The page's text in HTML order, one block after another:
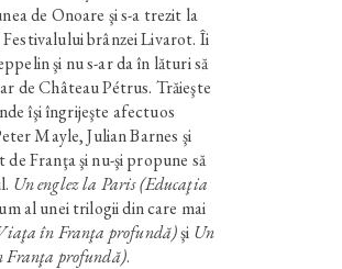
de Onoare şi s-a trezit la
brânzei Livarot. Îi
şi nu s-ar da în lături să
de Château Pétrus. Trăieşte
îşi îngrijeşte afectuos
Mayle, Julian Barnes şi
Franţa şi nu-şi propune să
Un englez la Paris (Educaţia
al unei trilogii din care mai
în Franţa profundă)şi Un
Franţa profundă).